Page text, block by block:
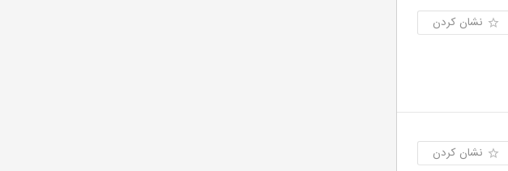
نشان کردن
نشان کردن